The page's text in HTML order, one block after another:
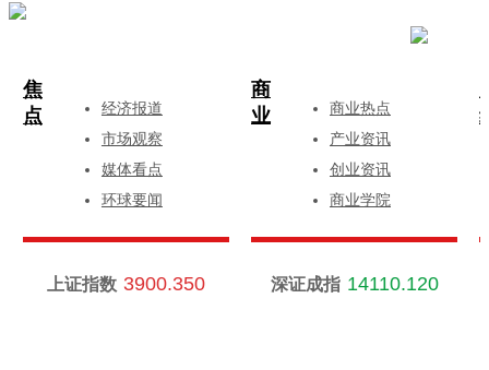
焦
点
经济报道
市场观察
媒体看点
环球要闻
商
业
商业热点
产业资讯
创业资讯
商业学院
上证指数 3900.350 深证成指 14110.120